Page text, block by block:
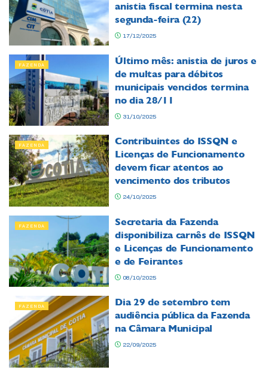
anistia fiscal termina nesta
segunda-feira (22)
17/12/2025
FAZENDA
Último mês: anistia de juros e
de multas para débitos
municipais vencidos termina
no dia 28/11
31/10/2025
FAZENDA
Contribuintes do ISSQN e
Licenças de Funcionamento
devem ficar atentos ao
vencimento dos tributos
24/10/2025
FAZENDA
Secretaria da Fazenda
disponibiliza carnês de ISSQN
e Licenças de Funcionamento
e de Feirantes
08/10/2025
FAZENDA
Dia 29 de setembro tem
audiência pública da Fazenda
na Câmara Municipal
22/09/2025